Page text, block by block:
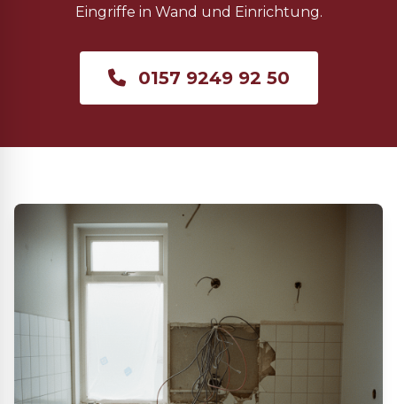
Eingriffe in Wand und Einrichtung.
0157 9249 92 50